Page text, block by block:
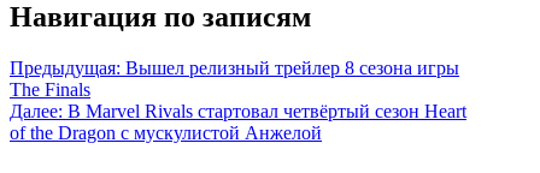
Навигация по записям
Предыдущая: Вышел релизный трейлер 8 сезона игры
The Finals
Далее: В Marvel Rivals стартовал четвёртый сезон Heart
of the Dragon с мускулистой Анжелой